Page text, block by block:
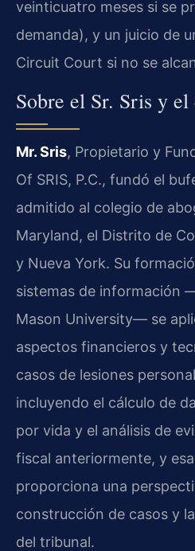
veinticuatro meses si se
demanda), y un juicio de
Circuit Court si no se
Sobre el Sr. Sris y
Mr. Sris, Propietario y
Of SRIS, P.C., fundó el
admitido al colegio de
Maryland, el Distrito de
y Nueva York. Su
sistemas de información
Mason University— se
aspectos financieros y
casos de lesiones
incluyendo el cálculo de
por vida y el análisis de
fiscal anteriormente, y
proporciona una
construcción de casos y
del tribunal.